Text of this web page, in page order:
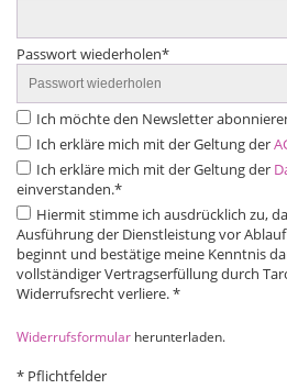
Passwort wiederholen*
Ich möchte den Newsletter
Ich erkläre mich mit der Geltung der
Ich erkläre mich mit der Geltung der
einverstanden.*
Hiermit stimme ich ausdrücklich zu,
Ausführung der Dienstleistung vor
beginnt und bestätige meine Kenntnis
vollständiger Vertragserfüllung durch
Widerrufsrecht verliere. *
Widerrufsformular herunterladen.
* Pflichtfelder